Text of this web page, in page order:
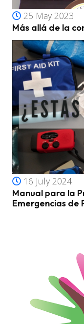
25 May 2023
Más allá de la
16 July 2024
Manual para la
Emergencias de